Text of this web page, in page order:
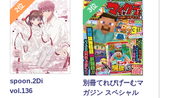
2位
spoon.2Di
vol.136
3位
別冊てれびげーむマ
ガジン スペシャル